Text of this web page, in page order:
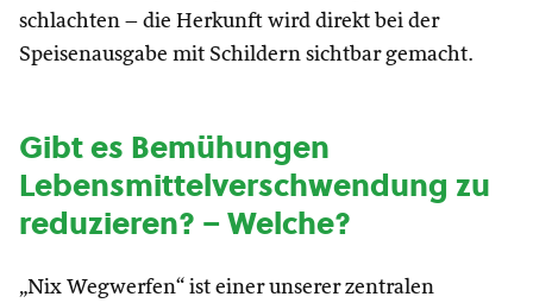
schlachten – die Herkunft wird direkt bei der
Speisenausgabe mit Schildern sichtbar gemacht.
Gibt es Bemühungen
Lebensmittelverschwendung zu
reduzieren? – Welche?
„Nix Wegwerfen“ ist einer unserer zentralen